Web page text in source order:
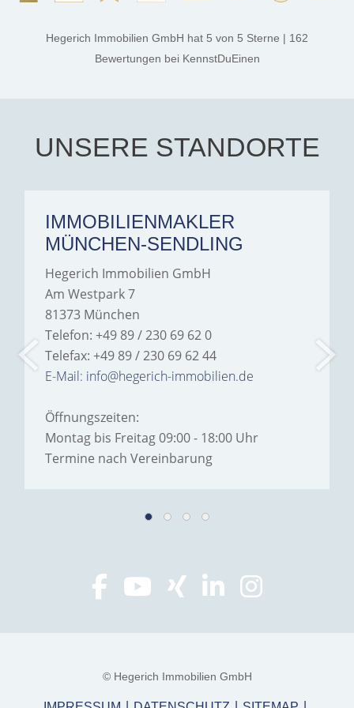
thanks, and a huge part of
the credit goes to Amelie
Jamrowâ€”she was
exceptionally professional,
Hegerich Immobilien to
anyone looking for a home.
Hegerich Immobilien GmbH hat 5 von 5 Sterne | 162
Bewertungen bei KennstDuEinen
UNSERE STANDORTE
IMMOBILIENMAKLER
MÜNCHEN-SENDLING
Hegerich Immobilien GmbH
Am Westpark 7
81373 München
Telefon: +49 89 / 230 69 62 0
Telefax: +49 89 / 230 69 62 44
E-Mail: info@hegerich-immobilien.de
Öffnungszeiten:
Montag bis Freitag 09:00 - 18:00 Uhr
Termine nach Vereinbarung
© Hegerich Immobilien GmbH